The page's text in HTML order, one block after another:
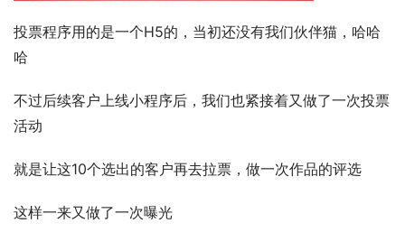
投票程序用的是一个H5的，当初还没有我们伙伴猫，哈哈
哈
不过后续客户上线小程序后，我们也紧接着又做了一次投票
活动
就是让这10个选出的客户再去拉票，做一次作品的评选
这样一来又做了一次曝光